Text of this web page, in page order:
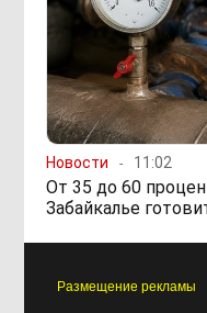
Новости 11:02
От 35 до 60
Забайкалье
Размещение рекламы